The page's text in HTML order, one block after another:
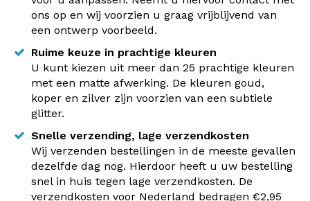
ons op en wij voorzien u graag vrijblijvend van
een ontwerp voorbeeld.
Ruime keuze in prachtige kleuren
U kunt kiezen uit meer dan 25 prachtige kleuren
met een matte afwerking. De kleuren goud,
koper en zilver zijn voorzien van een subtiele
glitter.
Snelle verzending, lage verzendkosten
Wij verzenden bestellingen in de meeste gevallen
dezelfde dag nog. Hierdoor heeft u uw bestelling
snel in huis tegen lage verzendkosten. De
verzendkosten voor Nederland bedragen €2,95